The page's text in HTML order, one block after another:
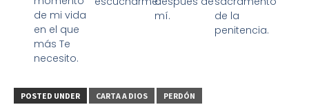
de mi vida
en el que
más Te
necesito.
mí.
de la
penitencia.
POSTED UNDER CARTA A DIOS PERDÓN